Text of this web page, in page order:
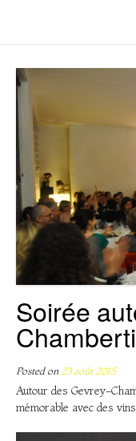
Soirée
Posted on 23 août 2015
Autour des Gevrey-
mémorable avec des